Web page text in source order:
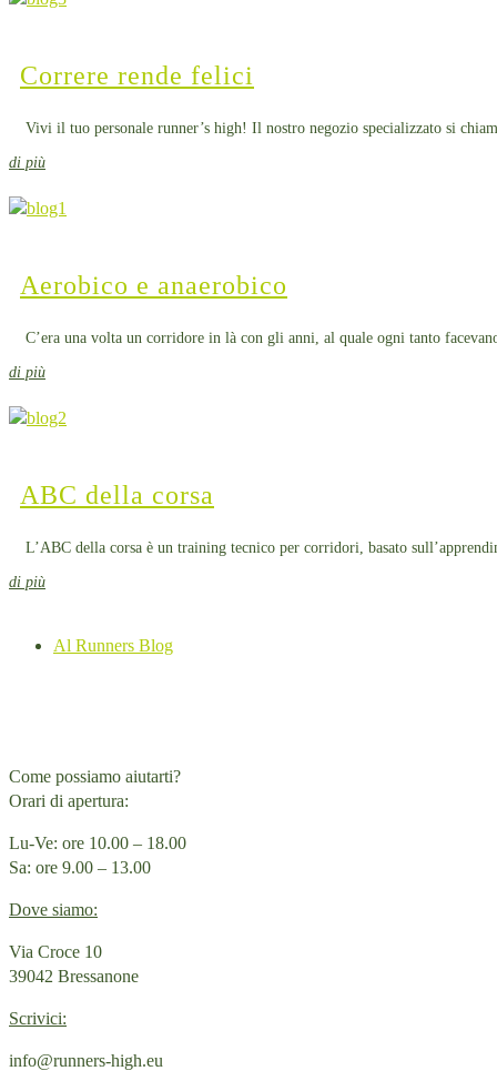
Correre rende felici
Vivi il tuo personale runner’s high! Il nostro negozio specializzato si
di più
Aerobico e anaerobico
C’era una volta un corridore in là con gli anni, al quale ogni tanto
di più
ABC della corsa
L’ABC della corsa è un training tecnico per corridori, basato
di più
Al Runners Blog
Come possiamo aiutarti?
Orari di apertura:
Lu-Ve: ore 10.00 – 18.00
Sa: ore 9.00 – 13.00
Dove siamo:
Via Croce 10
39042 Bressanone
Scrivici:
info@runners-high.eu